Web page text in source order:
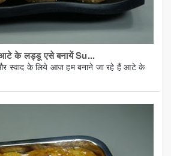
आटे के लड्डू एसे बनायें Su...
स्वाद के लिये आज हम बनाने जा रहे हैं आटे के